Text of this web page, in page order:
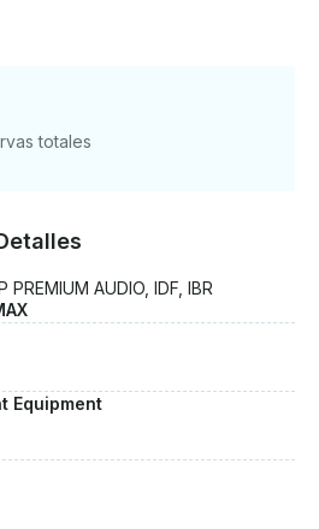
totales
PREMIUM AUDIO, IDF, IBR
Equipment